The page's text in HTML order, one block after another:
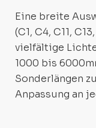
Eine breite
(C1, C4, C11,
vielfältige
1000 bis
Sonderlängen
Anpassung an